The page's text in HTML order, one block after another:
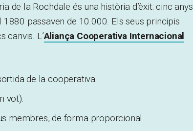
de la Rochdale és una història d’èxit: cinc anys
passaven de 10.000. Els seus principis
canvis. L’Aliança Cooperativa Internacional
de la cooperativa.
vot).
membres, de forma proporcional.